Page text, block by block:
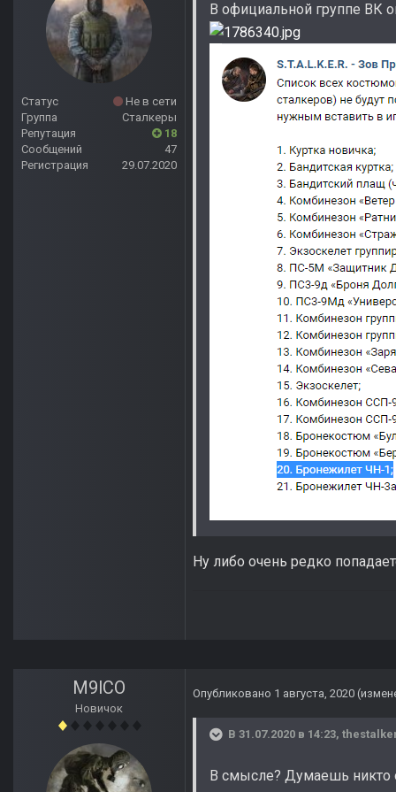
Статус
Не в сети
Группа
Сталкеры
Репутация
18
Сообщений
47
Регистрация
29.07.2020
В официальной группе ВК
Ну либо очень редко
M9lCO
Новичок
Опубликовано 1 августа, 2020
В 31.07.2020 в 14:23,
В смысле? Думаешь никто